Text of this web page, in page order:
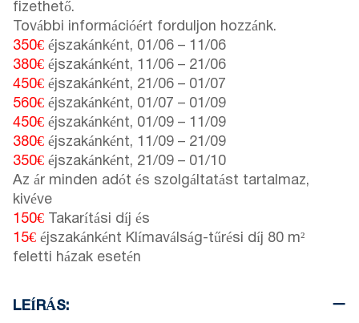
fizethető.
További információért forduljon hozzánk.
350€ éjszakánként, 01/06 – 11/06
380€ éjszakánként, 11/06 – 21/06
450€ éjszakánként, 21/06 – 01/07
560€ éjszakánként, 01/07 – 01/09
450€ éjszakánként, 01/09 – 11/09
380€ éjszakánként, 11/09 – 21/09
350€ éjszakánként, 21/09 – 01/10
Az ár minden adót és szolgáltatást tartalmaz,
kivéve
150€
Takarítási díj és
15€ éjszakánként Klímaválság-tűrési díj 80 m²
feletti házak esetén
LEÍRÁS: